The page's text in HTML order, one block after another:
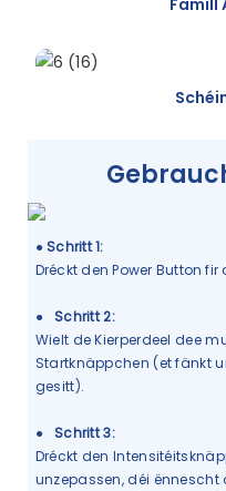
Famill
●Schritt 1:
Dréckt den Power Button
● Schritt 2:
Wielt de Kierperdeel dee
Startknäppchen (et fänkt
gesitt).
● Schritt 3:
Dréckt den
unzepassen, déi ënnescht